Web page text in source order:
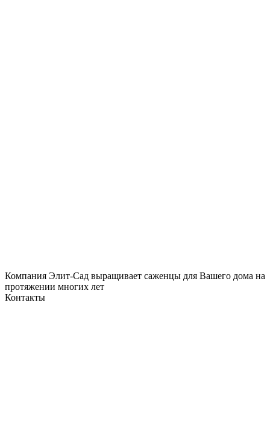
Компания Элит-Сад выращивает саженцы для Вашего дома на
протяжении многих лет
Контакты